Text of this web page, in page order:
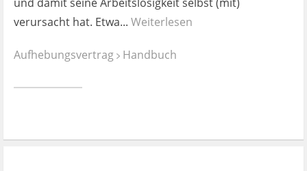
Wann lohnt er sich?
Zeugnis
Ist es wirklich gut?
News
verursacht hat. Etwa... Weiterlesen
Aufhebungsvertrag Handbuch